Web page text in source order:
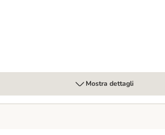
Mostra dettagli